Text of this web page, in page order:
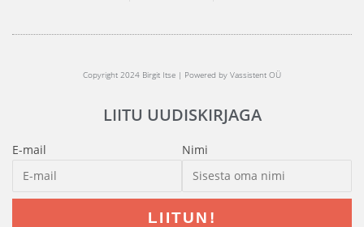
Copyright 2024 Birgit Itse | Powered by Vassistent OÜ
LIITU UUDISKIRJAGA
E-mail Nimi
LIITUN!